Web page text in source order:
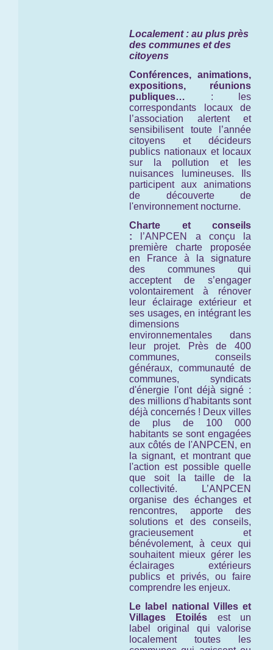
Localement : au plus près
des communes et des
citoyens
Conférences, animations,
expositions, réunions
publiques… : les
correspondants locaux de
l’association alertent et
sensibilisent toute l’année
citoyens et décideurs
publics nationaux et locaux
sur la pollution et les
nuisances lumineuses. Ils
participent aux animations
de découverte de
l'environnement nocturne.
Charte et conseils
: l’ANPCEN a conçu la
première charte proposée
en France à la signature
des communes qui
acceptent de s’engager
volontairement à rénover
leur éclairage extérieur et
ses usages, en intégrant les
dimensions
environnementales dans
leur projet. Près de 400
communes, conseils
généraux, communauté de
communes, syndicats
d'énergie l'ont déjà signé :
des millions d'habitants sont
déjà concernés ! Deux villes
de plus de 100 000
habitants se sont engagées
aux côtés de l'ANPCEN, en
la signant, et montrant que
l'action est possible quelle
que soit la taille de la
collectivité. L’ANPCEN
organise des échanges et
rencontres, apporte des
solutions et des conseils,
gracieusement et
bénévolement, à ceux qui
souhaitent mieux gérer les
éclairages extérieurs
publics et privés, ou faire
comprendre les enjeux.
Le label national Villes et
Villages Etoilés est un
label original qui valorise
localement toutes les